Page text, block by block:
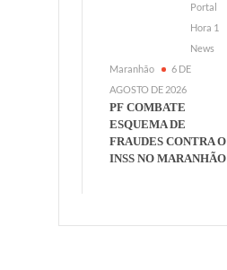
Portal
Hora 1
News
Maranhão
6 DE
AGOSTO DE 2026
PF COMBATE
ESQUEMA DE
FRAUDES CONTRA O
INSS NO MARANHÃO